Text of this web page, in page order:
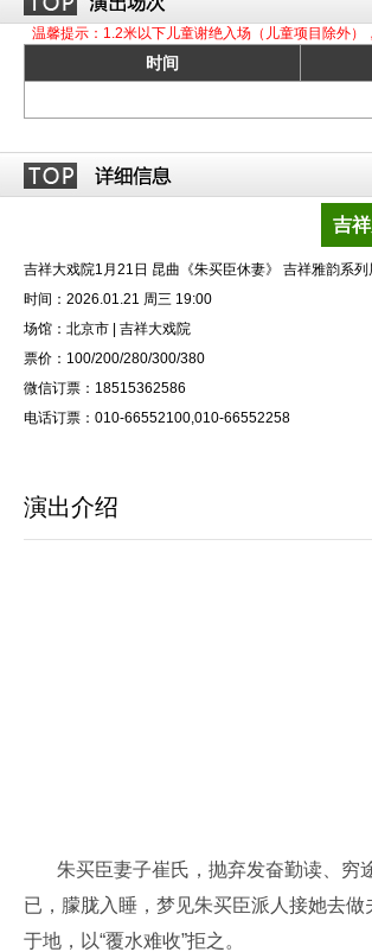
温馨提示：1.2米以下儿童谢绝入场（儿童项目除外）
时间
吉
吉祥大戏院1月21日 昆曲《朱买臣休妻》 吉祥雅韵系列
时间：2026.01.21 周三 19:00
场馆：北京市 | 吉祥大戏院
票价：100/200/280/300/380
微信订票：18515362586
电话订票：010-66552100,010-66552258
演出介绍
朱买臣妻子崔氏，抛弃发奋勤读、穷
已，朦胧入睡，梦见朱买臣派人接她去
于地，以“覆水难收”拒之。